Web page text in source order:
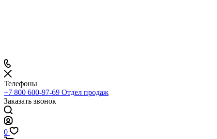
Телефоны
+7 800 600-97-69 Отдел продаж
Заказать звонок
0